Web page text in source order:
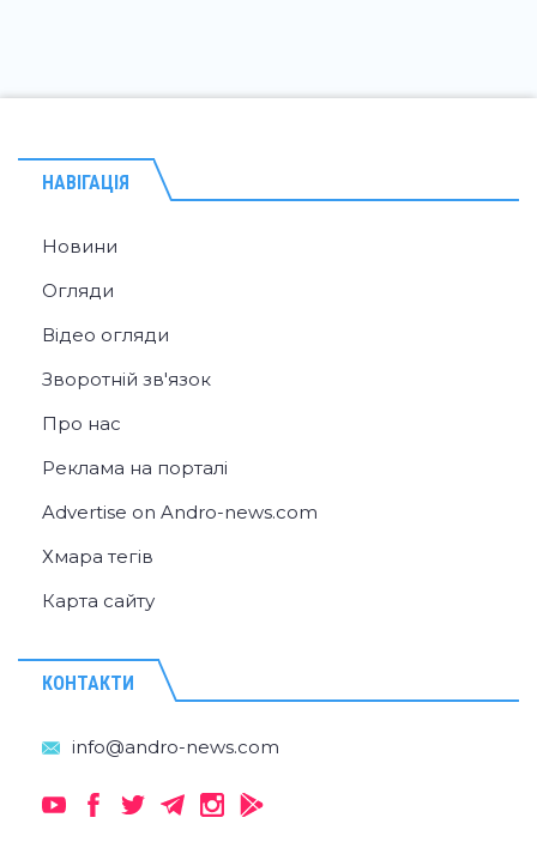
НАВІГАЦІЯ
Новини
Огляди
Відео огляди
Зворотній зв'язок
Про нас
Реклама на порталі
Advertise on Andro-news.com
Хмара тегів
Карта сайту
КОНТАКТИ